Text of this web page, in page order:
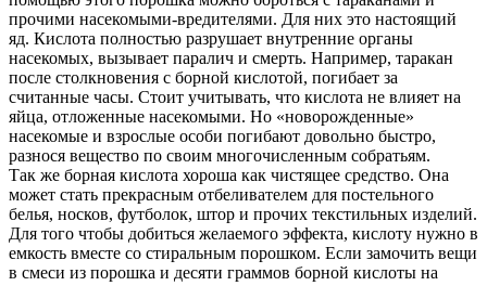
прочими насекомыми-вредителями. Для них это настоящий
яд. Кислота полностью разрушает внутренние органы
насекомых, вызывает паралич и смерть. Например, таракан
после столкновения с борной кислотой, погибает за
считанные часы. Стоит учитывать, что кислота не влияет на
яйца, отложенные насекомыми. Но «новорожденные»
насекомые и взрослые особи погибают довольно быстро,
разнося вещество по своим многочисленным собратьям.
Так же борная кислота хороша как чистящее средство. Она
может стать прекрасным отбеливателем для постельного
белья, носков, футболок, штор и прочих текстильных изделий.
Для того чтобы добиться желаемого эффекта, кислоту нужно в
емкость вместе со стиральным порошком. Если замочить вещи
в смеси из порошка и десяти граммов борной кислоты на